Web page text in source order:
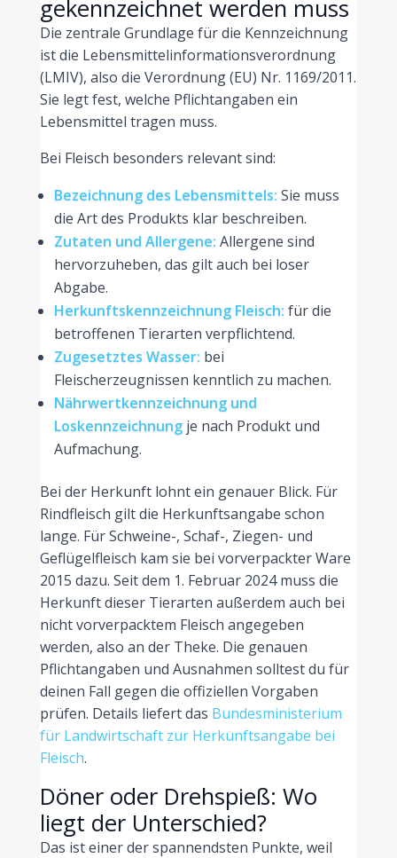
gekennzeichnet werden muss
Die zentrale Grundlage für die Kennzeichnung
ist die Lebensmittelinformationsverordnung
(LMIV), also die Verordnung (EU) Nr. 1169/2011.
Sie legt fest, welche Pflichtangaben ein
Lebensmittel tragen muss.
Bei Fleisch besonders relevant sind:
Bezeichnung des Lebensmittels: Sie muss
die Art des Produkts klar beschreiben.
Zutaten und Allergene: Allergene sind
hervorzuheben, das gilt auch bei loser
Abgabe.
Herkunftskennzeichnung Fleisch: für die
betroffenen Tierarten verpflichtend.
Zugesetztes Wasser: bei
Fleischerzeugnissen kenntlich zu machen.
Nährwertkennzeichnung und
Loskennzeichnungje nach Produkt und
Aufmachung.
Bei der Herkunft lohnt ein genauer Blick. Für
Rindfleisch gilt die Herkunftsangabe schon
lange. Für Schweine-, Schaf-, Ziegen- und
Geflügelfleisch kam sie bei vorverpackter Ware
2015 dazu. Seit dem 1. Februar 2024 muss die
Herkunft dieser Tierarten außerdem auch bei
nicht vorverpacktem Fleisch angegeben
werden, also an der Theke. Die genauen
Pflichtangaben und Ausnahmen solltest du für
deinen Fall gegen die offiziellen Vorgaben
prüfen. Details liefert das Bundesministerium
für Landwirtschaft zur Herkunftsangabe bei
Fleisch.
Döner oder Drehspieß: Wo
liegt der Unterschied?
Das ist einer der spannendsten Punkte, weil